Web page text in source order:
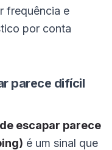
frequência e
por conta
parece difícil
escapar parece
é um sinal que